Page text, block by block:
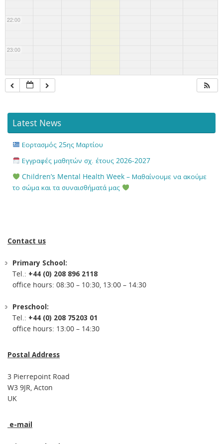
22:00
23:00
Latest News
Εορτασμός 25ης Μαρτίου
Εγγραφές μαθητών σχ. έτους 2026-2027
Children’s Mental Health Week – Μαθαίνουμε να ακούμε
το σώμα και τα συναισθήματά μας
Contact us
Primary School:
Tel.: +44 (0) 208 896 2118
office hours: 08:30 – 10:30, 13:00 – 14:30
Preschool:
Tel.: +44 (0) 208 75203 01
office hours: 13:00 – 14:30
Postal Address
3 Pierrepoint Road
W3 9JR, Acton
UK
e-mail